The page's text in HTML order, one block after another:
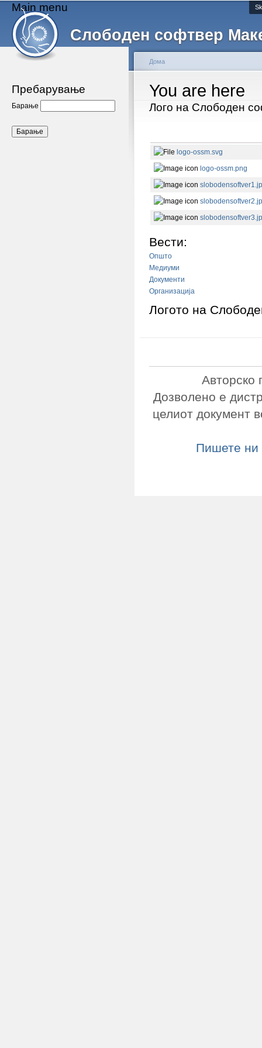
Слободен софтвер
Main menu
Пребарување
Барање
You are here
Дома
Лого на Слободен
logo-ossm.svg
logo-ossm.png
Вести:
Општо
Медиуми
Документи
Организација
Логото на
Авторско
Дозволено е
целиот документ
Пишете ни